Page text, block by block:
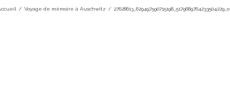
/ Voyage de mémoire à Auschwitz / 27628613_629497590715198_5179689764233504229_o